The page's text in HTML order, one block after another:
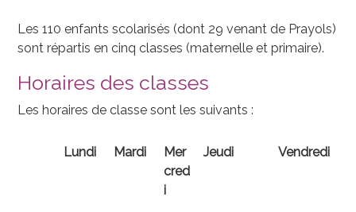
Les 110 enfants scolarisés (dont 29 venant de Prayols)
sont répartis en cinq classes (maternelle et primaire).
Horaires des classes
Les horaires de classe sont les suivants :
Lundi Mardi
Mer
cred
i
Jeudi Vendredi